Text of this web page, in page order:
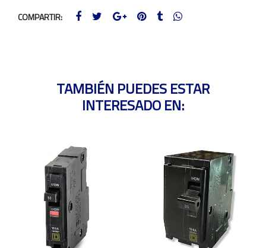
COMPARTIR:
TAMBIÉN PUEDES ESTAR
INTERESADO EN: